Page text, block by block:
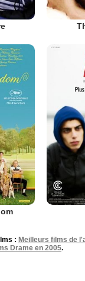
: Meilleurs films de
Drame en 2005.